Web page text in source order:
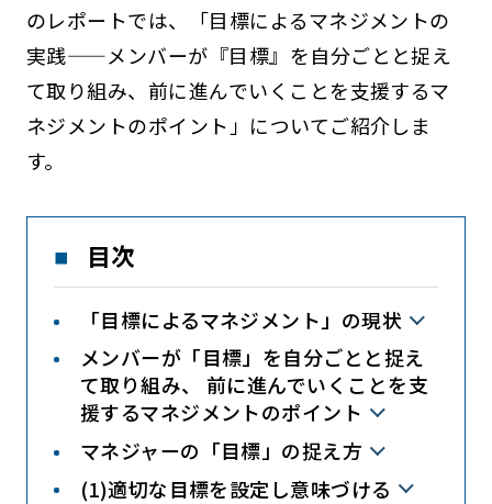
のレポートでは、「目標によるマネジメントの
実践——メンバーが『目標』を自分ごとと捉え
て取り組み、前に進んでいくことを支援するマ
ネジメントのポイント」についてご紹介しま
す。
目次
「目標によるマネジメント」の現状
メンバーが「目標」を自分ごとと捉え
て取り組み、 前に進んでいくことを支
援するマネジメントのポイント
マネジャーの「目標」の捉え方
(1)適切な目標を設定し意味づける